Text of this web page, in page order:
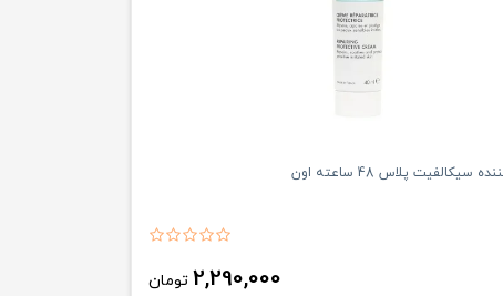
سیکالفیت پلاس 48 ساعته اون
2,290,000 تومان